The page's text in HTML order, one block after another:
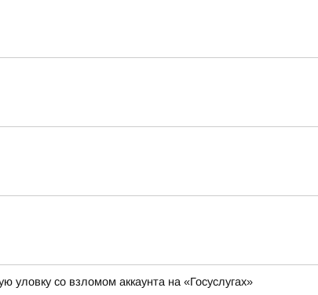
уловку со взломом аккаунта на «Госуслугах»